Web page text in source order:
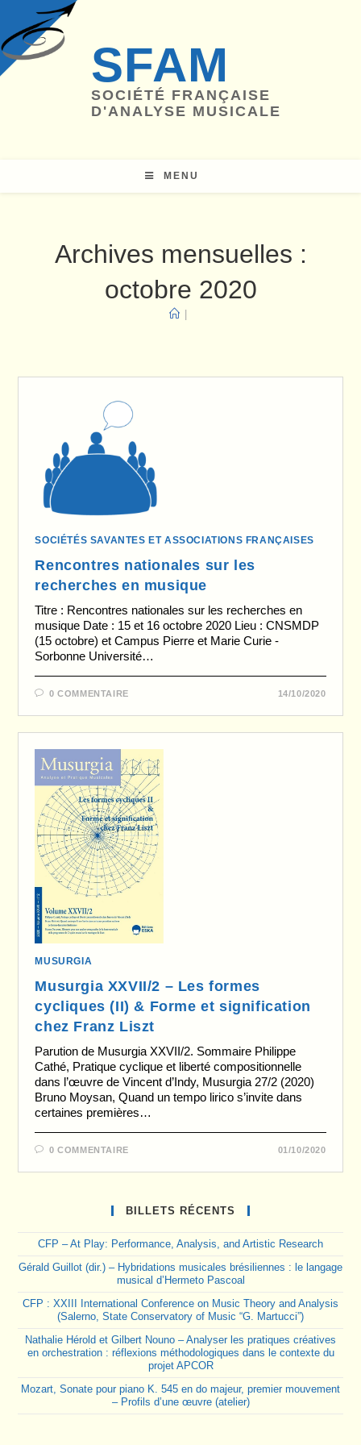
content
SFAM
SOCIÉTÉ FRANÇAISE
D'ANALYSE MUSICALE
MENU
Archives mensuelles :
octobre 2020
SOCIÉTÉS SAVANTES ET ASSOCIATIONS FRANÇAISES
Rencontres nationales sur les
recherches en musique
Titre : Rencontres nationales sur les recherches en
musique Date : 15 et 16 octobre 2020 Lieu : CNSMDP
(15 octobre) et Campus Pierre et Marie Curie -
Sorbonne Université…
0 COMMENTAIRE 14/10/2020
MUSURGIA
Musurgia XXVII/2 – Les formes
cycliques (II) & Forme et signification
chez Franz Liszt
Parution de Musurgia XXVII/2. Sommaire Philippe
Cathé, Pratique cyclique et liberté compositionnelle
dans l’œuvre de Vincent d’Indy, Musurgia 27/2 (2020)
Bruno Moysan, Quand un tempo lirico s’invite dans
certaines premières…
0 COMMENTAIRE 01/10/2020
BILLETS RÉCENTS
CFP – At Play: Performance, Analysis, and Artistic Research
Gérald Guillot (dir.) – Hybridations musicales brésiliennes : le langage
musical d’Hermeto Pascoal
CFP : XXIII International Conference on Music Theory and Analysis
(Salerno, State Conservatory of Music “G. Martucci”)
Nathalie Hérold et Gilbert Nouno – Analyser les pratiques créatives
en orchestration : réflexions méthodologiques dans le contexte du
projet APCOR
Mozart, Sonate pour piano K. 545 en do majeur, premier mouvement
– Profils d’une œuvre (atelier)